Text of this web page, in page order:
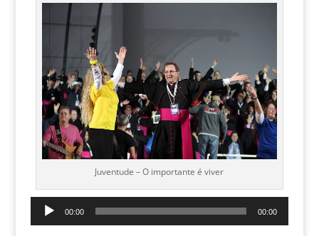
Juventude – O importante é viver
Reprodutor
00:00 00:00